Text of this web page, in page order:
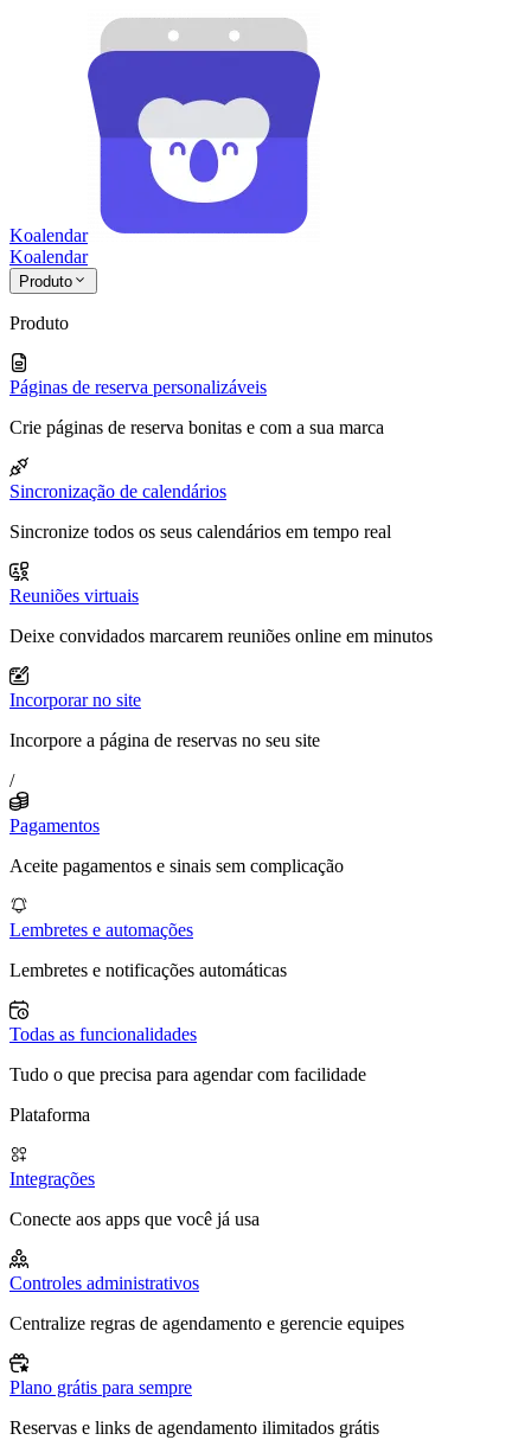
Koalendar
Koalendar
Produto
Produto
Páginas de reserva personalizáveis
Crie páginas de reserva bonitas e com a sua marca
Sincronização de calendários
Sincronize todos os seus calendários em tempo real
Reuniões virtuais
Deixe convidados marcarem reuniões online em minutos
Incorporar no site
Incorpore a página de reservas no seu site
/
Pagamentos
Aceite pagamentos e sinais sem complicação
Lembretes e automações
Lembretes e notificações automáticas
Todas as funcionalidades
Tudo o que precisa para agendar com facilidade
Plataforma
Integrações
Conecte aos apps que você já usa
Controles administrativos
Centralize regras de agendamento e gerencie equipes
Plano grátis para sempre
Reservas e links de agendamento ilimitados grátis